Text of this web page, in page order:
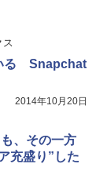
ス
る Snapchat
2014年10月20日
、その一方
充盛り”した